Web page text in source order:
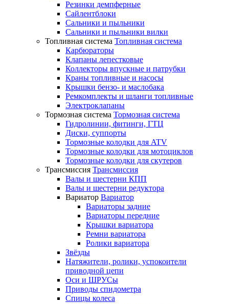
Резинки демпферные
Сайлентблоки
Сальники и пыльники
Сальники и пыльники вилки
Топливная система Топливная система
Карбюраторы
Клапаны лепестковые
Коллекторы впускные и патрубки
Краны топливные и насосы
Крышки бензо- и маслобака
Ремкомплекты и шланги топливные
Электроклапаны
Тормозная система Тормозная система
Гидролинии, фитинги, ГТЦ
Диски, суппорты
Тормозные колодки для ATV
Тормозные колодки для мотоциклов
Тормозные колодки для скутеров
Трансмиссия Трансмиссия
Валы и шестерни КПП
Валы и шестерни редуктора
Вариатор Вариатор
Вариаторы задние
Вариаторы передние
Крышки вариатора
Ремни вариатора
Ролики вариатора
Звёзды
Натяжители, ролики, успокоители
приводной цепи
Оси и ШРУСы
Приводы спидометра
Спицы колеса